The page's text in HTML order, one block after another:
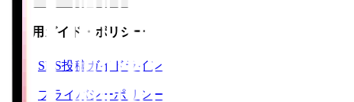
ご利用ガイド・ポリシー
SNS投稿ガイドライン
プライバシーポリシー